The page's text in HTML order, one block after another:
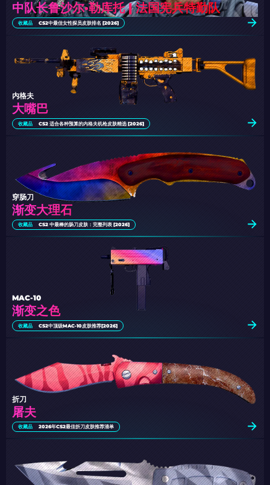
中队长鲁沙尔·勒库托 | 法国宪兵特勤队
收藏品 CS2中最佳女性探员皮肤排名 [2026]
大嘴巴
内格夫
收藏品 CS2 适合各种预算的内格夫机枪皮肤精选 [2026]
渐变大理石
穿肠刀
收藏品 CS2 中最棒的肠刀皮肤：完整列表 [2026]
渐变之色
MAC-10
收藏品 CS2中顶级MAC-10皮肤推荐[2026]
屠夫
折刀
收藏品 2026年CS2最佳折刀皮肤推荐清单